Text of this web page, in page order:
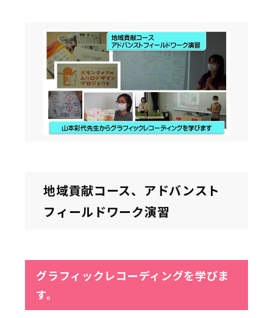
地域貢献コース、アドバンスト
フィールドワーク演習
グラフィックレコーディングを学びま
す。